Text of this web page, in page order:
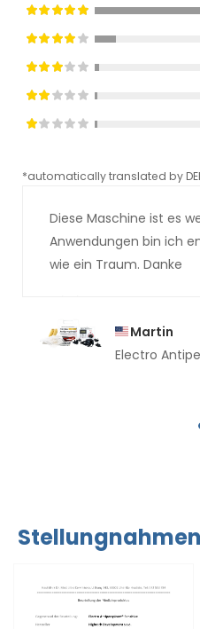
*automatically translated by
Diese Maschine ist es
Anwendungen bin ich
wie ein Traum. Danke
Martin
Electro